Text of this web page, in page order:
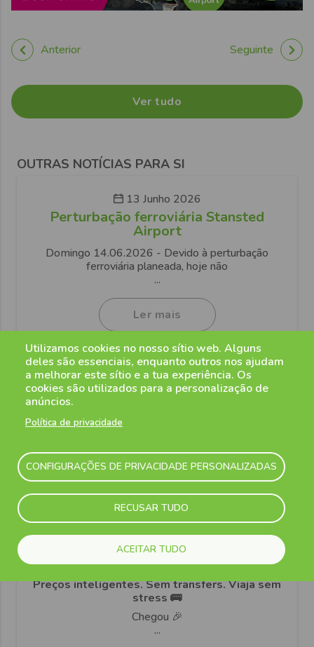
Utilizamos cookies no nosso sítio web. Alguns
deles são essenciais, enquanto outros nos ajudam
a melhorar este sítio e a tua experiência. Os
cookies são utilizados para a personalização de
anúncios.
Política de privacidade
CONFIGURAÇÕES DE PRIVACIDADE PERSONALIZADAS
RECUSAR TUDO
ACEITAR TUDO
Anterior Seguinte
Ver tudo
OUTRAS NOTÍCIAS PARA SI
13 Junho 2026
Perturbação ferroviária Stansted
Airport
Domingo 14.06.2026 - Devido à perturbação
ferroviária planeada, hoje não
...
Ler mais
Como para o Aeroporto de Bérgamo. Já
disponível!
Preços inteligentes. Sem transfers. Viaja sem
stress 🚌
Chegou 🎉
...